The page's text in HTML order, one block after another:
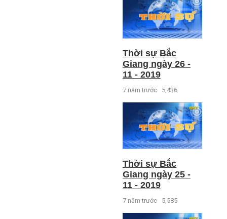
Thời sự Bắc
Giang ngày 26 -
11 - 2019
7 năm trước 5,436
Thời sự Bắc
Giang ngày 25 -
11 - 2019
7 năm trước 5,585